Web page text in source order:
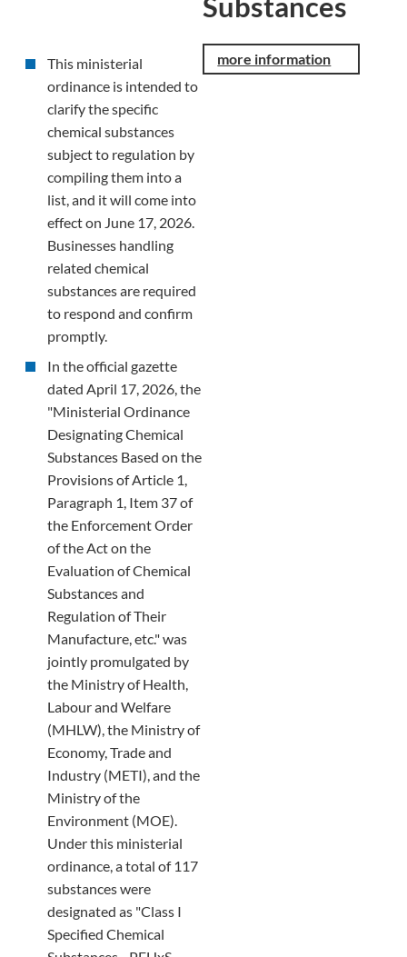
This ministerial
ordinance is intended to
clarify the specific
chemical substances
subject to regulation by
compiling them into a
list, and it will come into
effect on June 17, 2026.
Businesses handling
related chemical
substances are required
to respond and confirm
promptly.
In the official gazette
dated April 17, 2026, the
"Ministerial Ordinance
Designating Chemical
Substances Based on the
Provisions of Article 1,
Paragraph 1, Item 37 of
the Enforcement Order
of the Act on the
Evaluation of Chemical
Substances and
Regulation of Their
Manufacture, etc." was
jointly promulgated by
the Ministry of Health,
Labour and Welfare
(MHLW), the Ministry of
Economy, Trade and
Industry (METI), and the
Ministry of the
Environment (MOE).
Under this ministerial
ordinance, a total of 117
substances were
designated as "Class I
Specified Chemical
more information